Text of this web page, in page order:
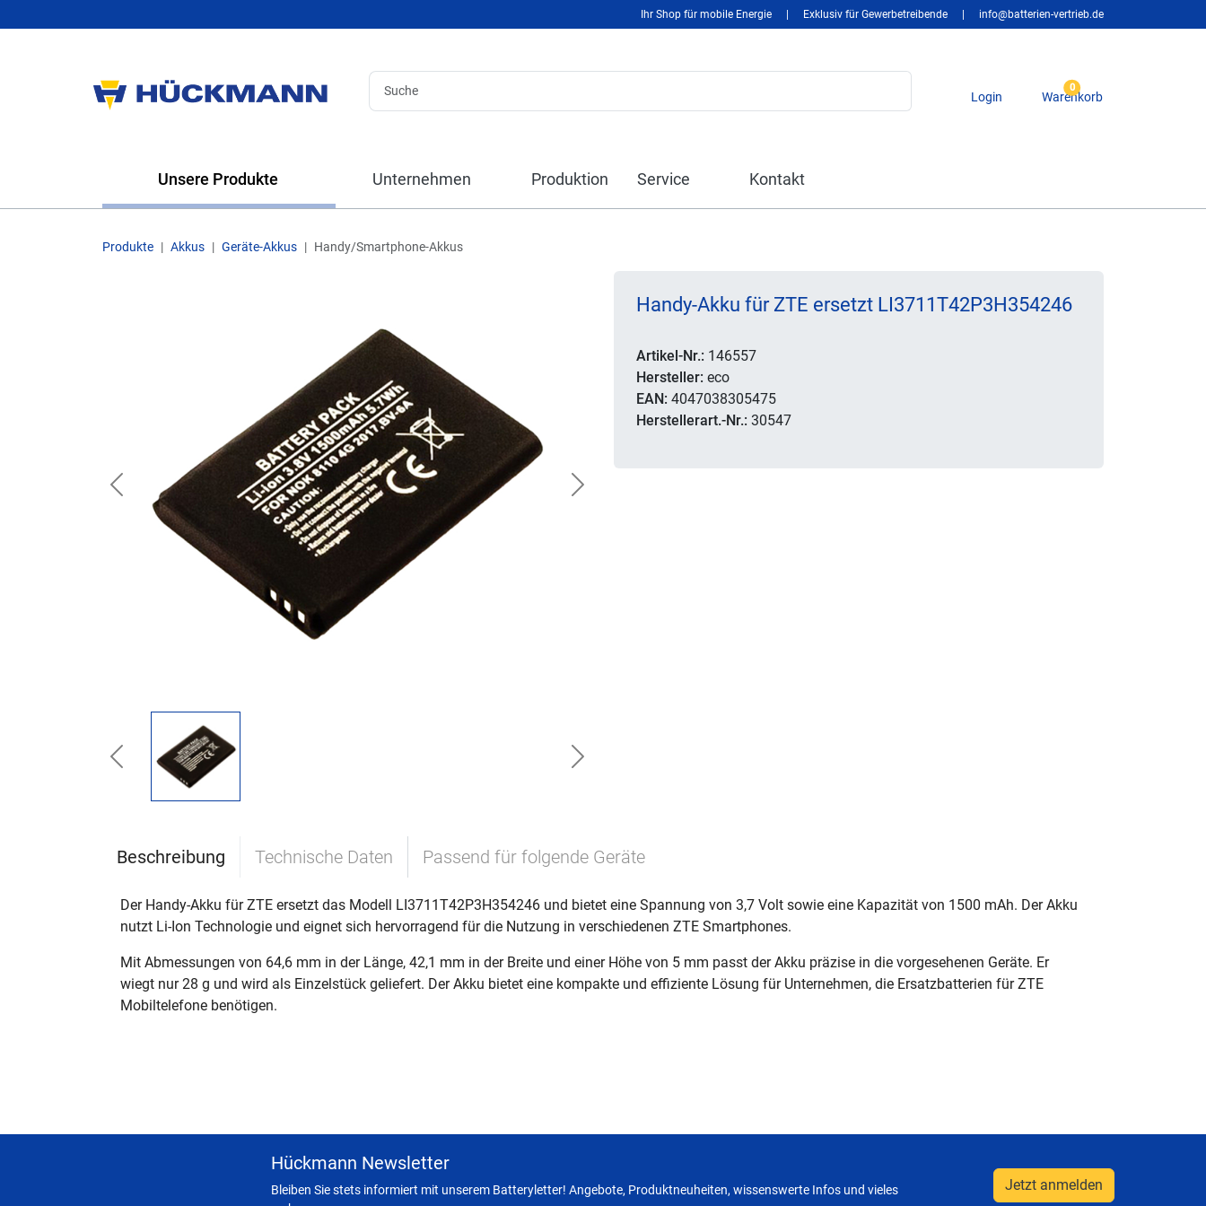
Ihr Shop für mobile Energie Exklusiv für Gewerbetreibende info@batterien-vertrieb.de
Login
0
Warenkorb
Unsere Produkte Unternehmen Produktion Service Kontakt
Produkte Akkus Geräte-Akkus Handy/Smartphone-Akkus
Previous Next
Previous Next
Handy-Akku für ZTE ersetzt LI3711T42P3H354246
Artikel-Nr.: 146557
Hersteller: eco
EAN: 4047038305475
Herstellerart.-Nr.: 30547
Beschreibung Technische Daten Passend für folgende Geräte
Der Handy-Akku für ZTE ersetzt das Modell LI3711T42P3H354246 und bietet eine Spannung von 3,7 Volt sowie eine Kapazität von 1500 mAh. Der Akku
nutzt Li-Ion Technologie und eignet sich hervorragend für die Nutzung in verschiedenen ZTE Smartphones.
Mit Abmessungen von 64,6 mm in der Länge, 42,1 mm in der Breite und einer Höhe von 5 mm passt der Akku präzise in die vorgesehenen Geräte. Er
wiegt nur 28 g und wird als Einzelstück geliefert. Der Akku bietet eine kompakte und effiziente Lösung für Unternehmen, die Ersatzbatterien für ZTE
Mobiltelefone benötigen.
Hückmann Newsletter
Bleiben Sie stets informiert mit unserem Batteryletter! Angebote, Produktneuheiten, wissenswerte Infos und vieles
Jetzt anmelden